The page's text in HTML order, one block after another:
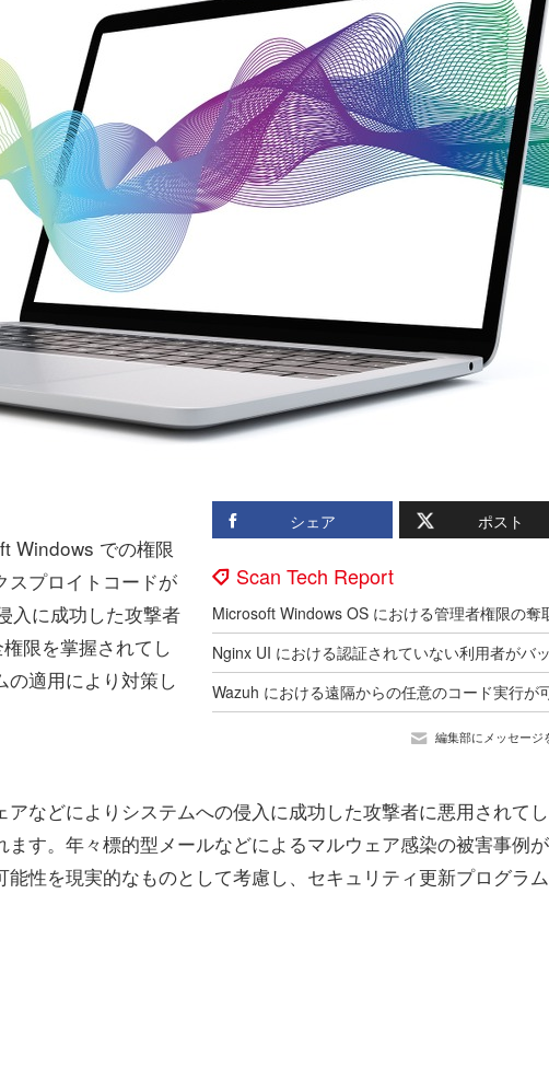
シェア ポスト
Scan Tech Report
編集部にメッセージ
Windows での権限
スプロイトコードが
入に成功した攻撃者
限を掌握されてし
の適用により対策し
などによりシステムへの侵入に成功した攻撃者に悪用されて
す。年々標的型メールなどによるマルウェア感染の被害事例
性を現実的なものとして考慮し、セキュリティ更新プログラ